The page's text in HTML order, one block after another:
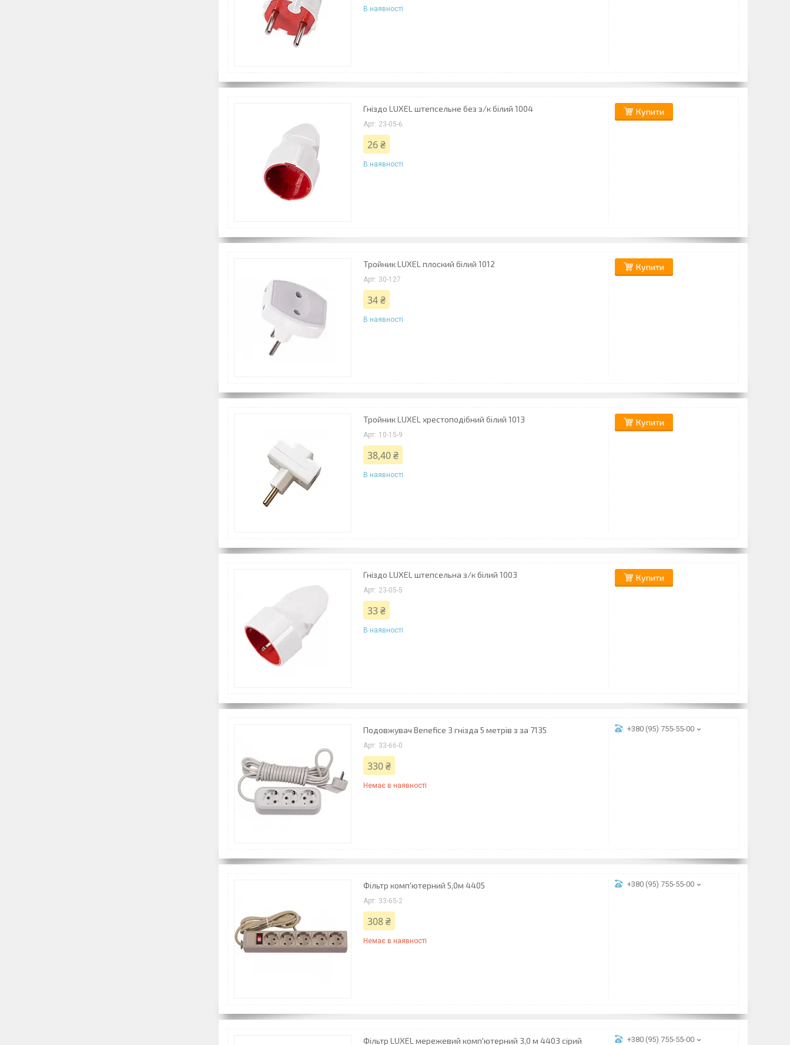
В наявності
Гніздо LUXEL штепсельне без з/к білий 1004
23-05-6
26 ₴
В наявності
Купити
Тройник LUXEL плоский білий 1012
30-127
34 ₴
В наявності
Купити
Тройник LUXEL хрестоподібний білий 1013
10-15-9
38,40 ₴
В наявності
Купити
Гніздо LUXEL штепсельна з/к білий 1003
23-05-5
33 ₴
В наявності
Купити
Подовжувач Benefice 3 гнізда 5 метрів з за 7135
33-66-0
330 ₴
Немає в наявності
+380 (95) 755-55-00
Фільтр комп'ютерний 5,0м 4405
33-65-2
308 ₴
Немає в наявності
+380 (95) 755-55-00
Фільтр LUXEL мережевий комп'ютерний 3,0 м 4403 сірий +380 (95) 755-55-00